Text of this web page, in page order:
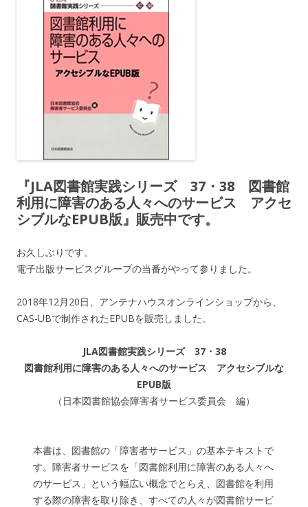
『JLA図書館実践シリーズ 37・38 図書館
利用に障害のある人々へのサービス アクセ
シブルなEPUB版』販売中です。
お久しぶりです。
電子出版サービスグループの当番がやって参りました。
2018年12月20日、アンテナハウスオンラインショップから、
CAS-UBで制作されたEPUBを販売しました。
JLA図書館実践シリーズ 37・38
図書館利用に障害のある人々へのサービス アクセシブルな
EPUB版
（日本図書館協会障害者サービス委員会 編）
本書は、図書館の「障害者サービス」の基本テキストで
す。障害者サービスを「図書館利用に障害のある人々へ
のサービス」という幅広い概念でとらえ、図書館を利用
する際の障害を取り除き、すべての人々が図書館サービ